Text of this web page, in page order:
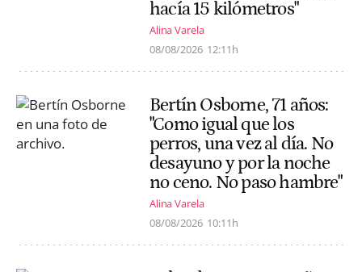
hacía 15 kilómetros"
Alina Varela
08/08/2026 12:11h
Bertín Osborne, 71 años:
"Como igual que los
perros, una vez al día. No
desayuno y por la noche
no ceno. No paso hambre"
Alina Varela
08/08/2026 10:11h